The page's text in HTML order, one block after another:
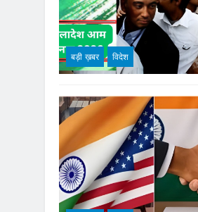
बड़ी ख़बर विदेश